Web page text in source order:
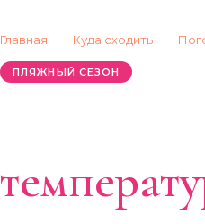
Главная Куда сходить
ПЛЯЖНЫЙ СЕЗОН